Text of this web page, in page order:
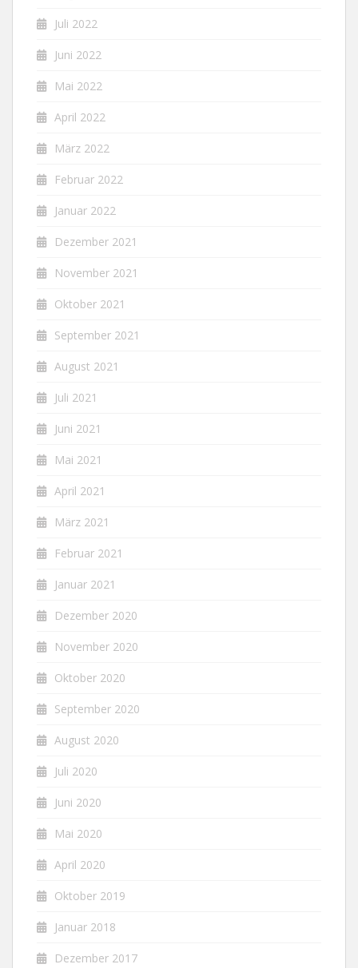
Juli 2022
Juni 2022
Mai 2022
April 2022
März 2022
Februar 2022
Januar 2022
Dezember 2021
November 2021
Oktober 2021
September 2021
August 2021
Juli 2021
Juni 2021
Mai 2021
April 2021
März 2021
Februar 2021
Januar 2021
Dezember 2020
November 2020
Oktober 2020
September 2020
August 2020
Juli 2020
Juni 2020
Mai 2020
April 2020
Oktober 2019
Januar 2018
Dezember 2017